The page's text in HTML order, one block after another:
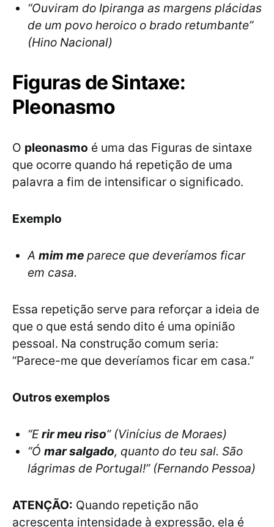
“Ouviram do Ipiranga as margens plácidas
de um povo heroico o brado retumbante”
(Hino Nacional)
Figuras de Sintaxe:
Pleonasmo
O pleonasmo é uma das Figuras de sintaxe
que ocorre quando há repetição de uma
palavra a fim de intensificar o significado.
Exemplo
A mim me parece que deveríamos ficar
em casa.
Essa repetição serve para reforçar a ideia de
que o que está sendo dito é uma opinião
pessoal. Na construção comum seria:
“Parece-me que deveríamos ficar em casa.”
Outros exemplos
“Erir meu riso” (Vinícius de Moraes)
“Ó mar salgado, quanto do teu sal. São
lágrimas de Portugal!” (Fernando Pessoa)
ATENÇÃO: Quando repetição não
acrescenta intensidade à expressão, ela é